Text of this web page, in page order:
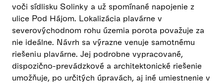
voči sídlisku Solinky a už spomínané napojenie z
ulice Pod Hájom. Lokalizácia plavárne v
severovýchodnom rohu územia porota považuje za
nie ideálne. Návrh sa výrazne venuje samotnému
riešeniu plavárne. Jej podrobne vypracované,
dispozično-prevádzkové a architektonické riešenie
umožňuje, po určitých úpravách, aj iné umiestnenie v